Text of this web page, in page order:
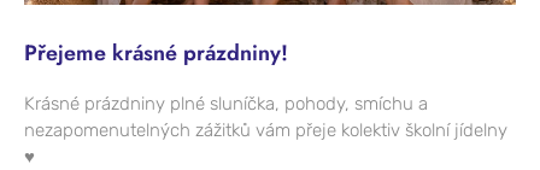
Přejeme krásné prázdniny!
Krásné prázdniny plné sluníčka, pohody, smíchu a
nezapomenutelných zážitků vám přeje kolektiv školní jídelny
♥